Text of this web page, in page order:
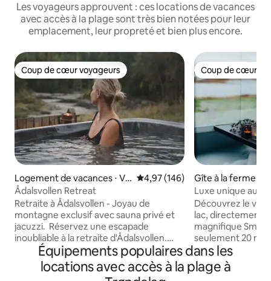
Les voyageurs approuvent : ces locations de vacances
avec accès à la plage sont très bien notées pour leur
emplacement, leur propreté et bien plus encore.
Coup de cœur voyageurs
Coup de cœur voyageurs
Logement de vacances ⋅ Ve
rdal
Évaluation moyenne sur la
4,97 (146)
Ådalsvollen Retreat
Retraite à Ådalsvollen - Joyau de
montagne exclusif avec sauna privé et
jacuzzi. Réservez une escapade
inoubliable à la retraite d'Ådalsvollen.
Que ce soit avec votre petite amie ou
avec une personne avec qui vous
souhaitez créer des souvenirs. Ici, des
Coup de cœur
Coup de cœur
Gîte à la ferme ⋅
mune
Luxe unique au
Découvrez le
lac, directement
magnifique
seulement 20
une combinaison
tranquillité et de
Le chalet a été
Équipements populaires dans les
locations avec accès à la plage à